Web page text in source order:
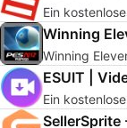
Ein
Winning
Winning
ESUIT |
Ein
SellerSprite